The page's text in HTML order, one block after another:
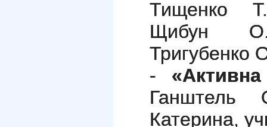
Тищенко
Щибун
Тригубенко
-
Ганштель
Катерина,